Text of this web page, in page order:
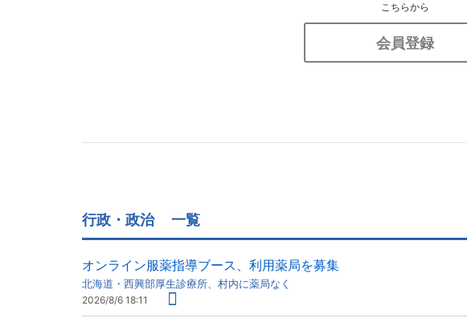
こちらから
会員登録
行政・政治 一覧
オンライン服薬指導ブース、利用薬局を募集
北海道・西興部厚生診療所、村内に薬局なく
2026/8/6 18:11